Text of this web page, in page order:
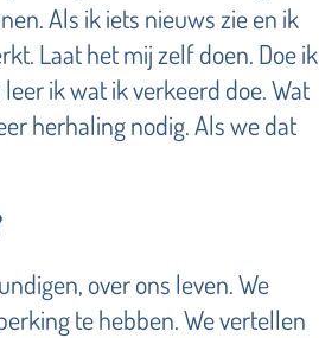
Als ik iets nieuws zie en ik
Laat het mij zelf doen. Doe ik
ik wat ik verkeerd doe. Wat
herhaling nodig. Als we dat
over ons leven. We
te hebben. We vertellen